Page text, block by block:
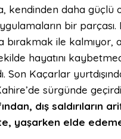
kendinden daha güçlü
bir parçası.
bırakmak ile kalmıyor,
hayatını
Kaçarlar
sürgünde
dış saldırıların
yaşarken elde